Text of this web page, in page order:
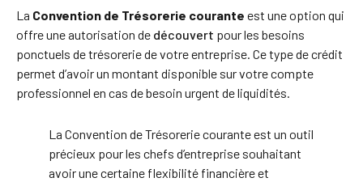
La Convention de Trésorerie courante est une option qui
offre une autorisation de découvert pour les besoins
ponctuels de trésorerie de votre entreprise. Ce type de crédit
permet d’avoir un montant disponible sur votre compte
professionnel en cas de besoin urgent de liquidités.
La Convention de Trésorerie courante est un outil
précieux pour les chefs d’entreprise souhaitant
avoir une certaine flexibilité financière et